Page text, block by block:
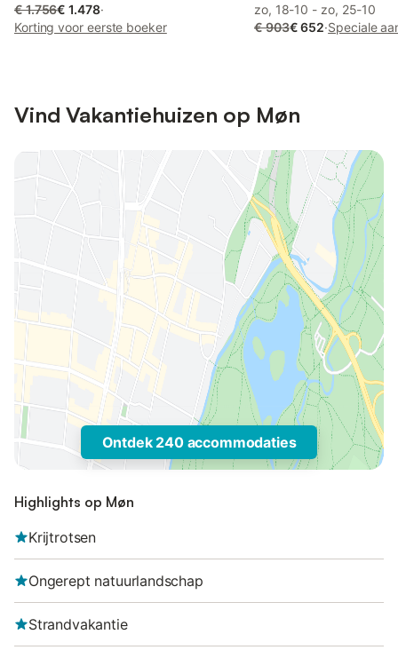
€ 1.756€ 1.478·
Korting voor eerste boeker
zo, 18-10 - zo, 25-10
€ 903€ 652·Speciale
Vind Vakantiehuizen op Møn
Ontdek 240 accommodaties
Highlights op Møn
Krijtrotsen
Ongerept natuurlandschap
Strandvakantie